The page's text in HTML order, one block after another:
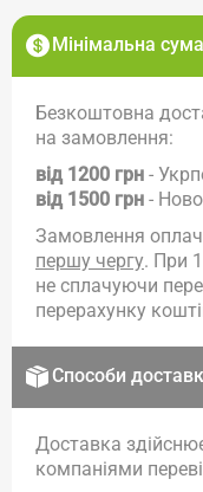
Мінімальна
Безкоштовна
на замовлення:
від 1200 грн -
від 1500 грн -
Замовлення
першу чергу. При
не сплачуючи
перерахунку
Способи
Доставка
компаніями